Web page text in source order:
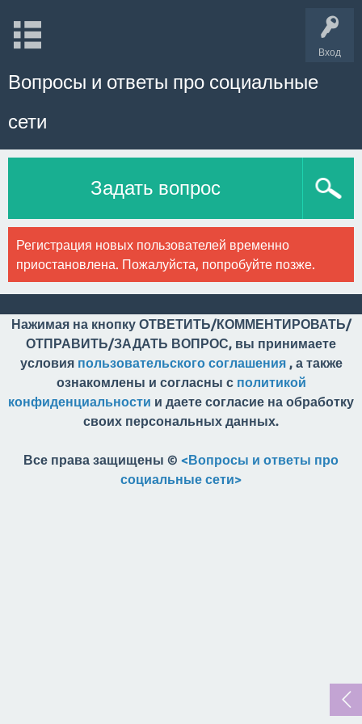
Вход
Вопросы и ответы про социальные
сети
Задать вопрос
Регистрация новых пользователей временно
приостановлена. Пожалуйста, попробуйте позже.
Нажимая на кнопку ОТВЕТИТЬ/КОММЕНТИРОВАТЬ/
ОТПРАВИТЬ/ЗАДАТЬ ВОПРОС, вы принимаете
условия пользовательского соглашения, а также
ознакомлены и согласны с политикой
конфиденциальности и даете согласие на обработку
своих персональных данных.
Все права защищены © <Вопросы и ответы про
социальные сети>